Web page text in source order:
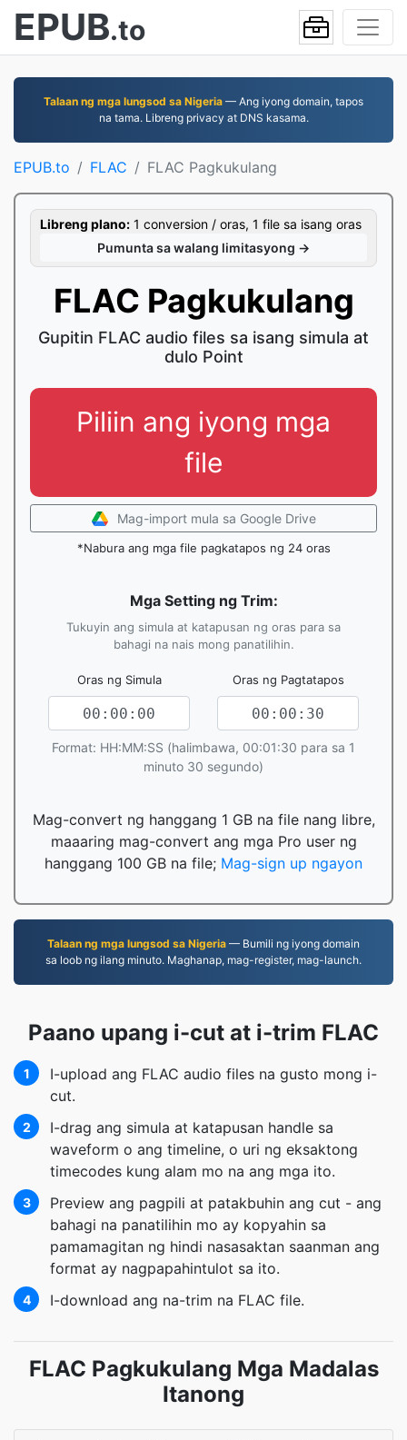
EPUB.to
Talaan ng mga lungsod sa Nigeria — Ang iyong domain, tapos
na tama. Libreng privacy at DNS kasama.
EPUB.to FLAC FLAC Pagkukulang
Libreng plano: 1 conversion / oras, 1 file sa isang oras
Pumunta sa walang limitasyong →
FLAC Pagkukulang
Gupitin FLAC audio files sa isang simula at
dulo Point
Piliin ang iyong mga
file
Mag-import mula sa Google Drive
*Nabura ang mga file pagkatapos ng 24 oras
Mga Setting ng Trim:
Tukuyin ang simula at katapusan ng oras para sa
bahagi na nais mong panatilihin.
Oras ng Simula Oras ng Pagtatapos
Format: HH:MM:SS (halimbawa, 00:01:30 para sa 1
minuto 30 segundo)
Mag-convert ng hanggang 1 GB na file nang libre,
maaaring mag-convert ang mga Pro user ng
hanggang 100 GB na file; Mag-sign up ngayon
Talaan ng mga lungsod sa Nigeria — Bumili ng iyong domain
sa loob ng ilang minuto. Maghanap, mag-register, mag-launch.
Paano upang i-cut at i-trim FLAC
1
I-upload ang FLAC audio files na gusto mong i-
cut.
2
I-drag ang simula at katapusan handle sa
waveform o ang timeline, o uri ng eksaktong
timecodes kung alam mo na ang mga ito.
3
Preview ang pagpili at patakbuhin ang cut - ang
bahagi na panatilihin mo ay kopyahin sa
pamamagitan ng hindi nasasaktan saanman ang
format ay nagpapahintulot sa ito.
4 I-download ang na-trim na FLAC file.
FLAC Pagkukulang Mga Madalas
Itanong